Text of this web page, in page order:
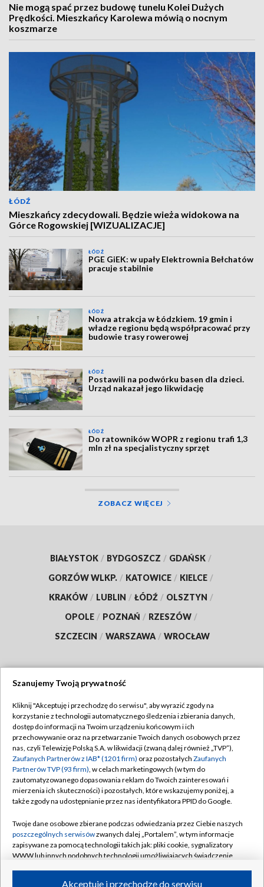
Nie mogą spać przez budowę tunelu Kolei Dużych
Prędkości. Mieszkańcy Karolewa mówią o nocnym
koszmarze
ŁÓDŹ
Mieszkańcy zdecydowali. Będzie wieża widokowa na
Górce Rogowskiej [WIZUALIZACJE]
ŁÓDŹ
PGE GiEK: w upały Elektrownia Bełchatów
pracuje stabilnie
ŁÓDŹ
Nowa atrakcja w Łódzkiem. 19 gmin i
władze regionu będą współpracować przy
budowie trasy rowerowej
ŁÓDŹ
Postawili na podwórku basen dla dzieci.
Urząd nakazał jego likwidację
ŁÓDŹ
Do ratowników WOPR z regionu trafi 1,3
mln zł na specjalistyczny sprzęt
ZOBACZ WIĘCEJ
BIAŁYSTOK / BYDGOSZCZ / GDAŃSK /
GORZÓW WLKP. / KATOWICE / KIELCE /
KRAKÓW / LUBLIN / ŁÓDŹ / OLSZTYN /
OPOLE / POZNAŃ / RZESZÓW /
SZCZECIN / WARSZAWA / WROCŁAW
TVP
Abonament TVP
Emisja w TVP
Centrum informacji TVP
Naziemna Telewizja Cyfrowa
Rada Programowa
System NOS
Informacje o nadawcy
Regulamin TVP
Polityka prywatności
Moje zgody
Pomoc
Kontakt
Kanały
Szanujemy Twoją prywatność
Kliknij "Akceptuję i przechodzę do serwisu", aby wyrazić zgody na
korzystanie z technologii automatycznego śledzenia i zbierania danych,
dostęp do informacji na Twoim urządzeniu końcowym i ich
przechowywanie oraz na przetwarzanie Twoich danych osobowych przez
nas, czyli Telewizję Polską S.A. w likwidacji (zwaną dalej również „TVP”),
Zaufanych Partnerów z IAB* (1201 firm) oraz pozostałych Zaufanych
Partnerów TVP (93 firm), w celach marketingowych (w tym do
zautomatyzowanego dopasowania reklam do Twoich zainteresowań i
mierzenia ich skuteczności) i pozostałych, które wskazujemy poniżej, a
także zgody na udostępnianie przez nas identyfikatora PPID do Google.
Twoje dane osobowe zbierane podczas odwiedzania przez Ciebie naszych
poszczególnych serwisówzwanych dalej „Portalem”, w tym informacje
zapisywane za pomocą technologii takich jak: pliki cookie, sygnalizatory
WWW lub innych podobnych technologii umożliwiających świadczenie
Akceptuję i przechodzę do serwisu